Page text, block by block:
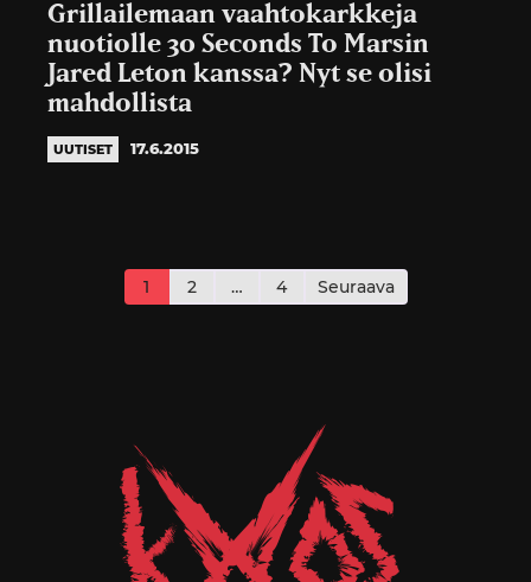
Grillailemaan vaahtokarkkeja
nuotiolle 30 Seconds To Marsin
Jared Leton kanssa? Nyt se olisi
mahdollista
UUTISET 17.6.2015
sivutus
1 2 … 4 Seuraava